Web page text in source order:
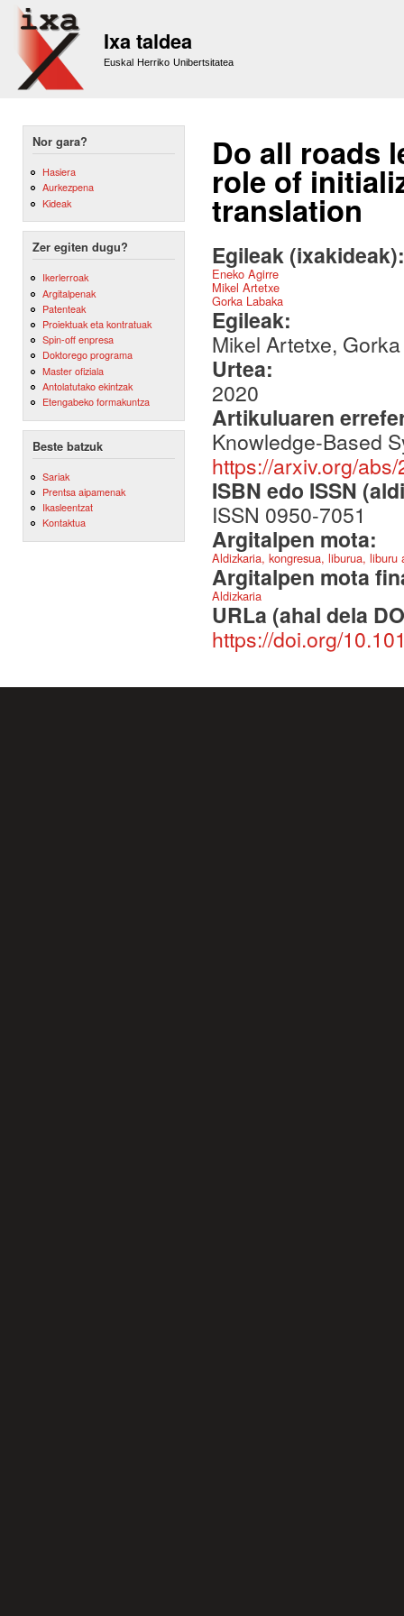
Ixa taldea
Euskal Herriko Unibertsitatea
Nor gara?
Hasiera
Aurkezpena
Kideak
Zer egiten dugu?
Ikerlerroak
Argitalpenak
Patenteak
Proiektuak eta kontratuak
Spin-off enpresa
Doktorego programa
Master ofiziala
Antolatutako ekintzak
Etengabeko formakuntza
Beste batzuk
Sariak
Prentsa aipamenak
Ikasleentzat
Kontaktua
Do all roads
role of
translation
Egileak
Eneko Agirre
Mikel Artetxe
Gorka Labaka
Egileak:
Mikel Artetxe,
Urtea:
2020
Artikuluaren
Knowledge-Based
https://arxiv.org/
ISBN edo ISSN
ISSN 0950-7051
Argitalpen mota:
Aldizkaria, kongresua, liburua,
Argitalpen mota
Aldizkaria
URLa (ahal dela
https://doi.org/